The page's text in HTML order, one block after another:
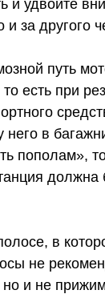
и удвойте
и за другого
путь
есть при
в
пополам»,
должна
в
не
и не